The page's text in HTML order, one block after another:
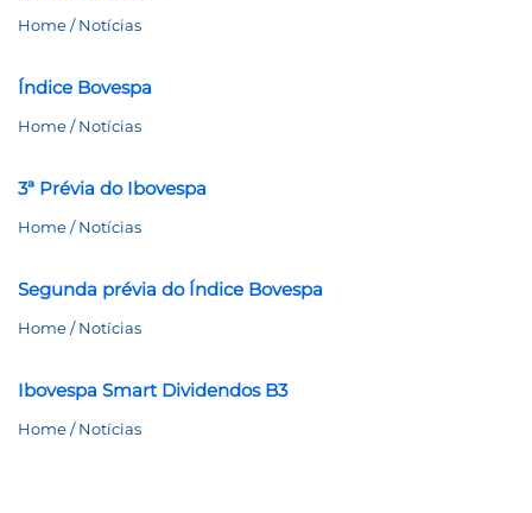
Home / Notícias
Índice Bovespa
Home / Notícias
3ª Prévia do Ibovespa
Home / Notícias
Segunda prévia do Índice Bovespa
Home / Notícias
Ibovespa Smart Dividendos B3
Home / Notícias